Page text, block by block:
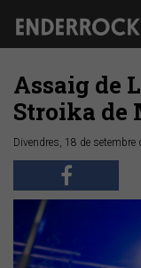
Assaig de
Stroika de
Divendres, 18 de setembre
Anterior